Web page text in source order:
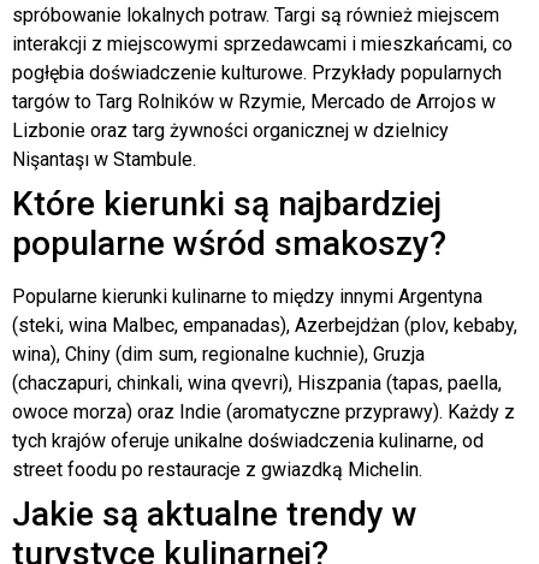
spróbowanie lokalnych potraw. Targi są również miejscem
interakcji z miejscowymi sprzedawcami i mieszkańcami, co
pogłębia doświadczenie kulturowe. Przykłady popularnych
targów to Targ Rolników w Rzymie, Mercado de Arrojos w
Lizbonie oraz targ żywności organicznej w dzielnicy
Nişantaşı w Stambule.
Które kierunki są najbardziej
popularne wśród smakoszy?
Popularne kierunki kulinarne to między innymi Argentyna
(steki, wina Malbec, empanadas), Azerbejdżan (plov, kebaby,
wina), Chiny (dim sum, regionalne kuchnie), Gruzja
(chaczapuri, chinkali, wina qvevri), Hiszpania (tapas, paella,
owoce morza) oraz Indie (aromatyczne przyprawy). Każdy z
tych krajów oferuje unikalne doświadczenia kulinarne, od
street foodu po restauracje z gwiazdką Michelin.
Jakie są aktualne trendy w
turystyce kulinarnej?